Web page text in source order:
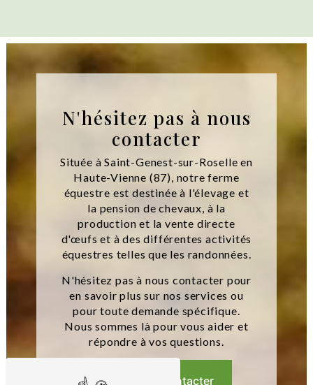
N'hésitez pas à nous
contacter
Située à Saint-Genest-sur-Roselle en
Haute-Vienne (87), notre ferme
équestre est destinée à l'élevage et
la pension de chevaux, à la
production et la vente directe
d'œufs et à des différentes activités
équestres telles que les randonnées.
N'hésitez pas à nous contacter pour
en savoir plus sur nos services ou
pour toute demande spécifique.
Nous sommes là pour vous aider et
répondre à vos questions.
Nous contacter